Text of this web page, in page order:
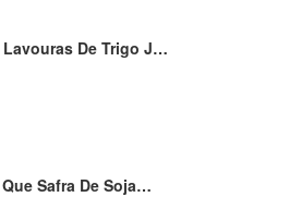
De Trigo J…
Safra De Soja…